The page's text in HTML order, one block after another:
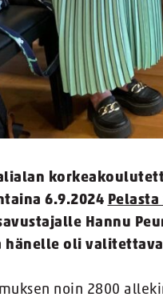
6.9.2024 Pelasta
Hannu
hänelle oli
noin 2800